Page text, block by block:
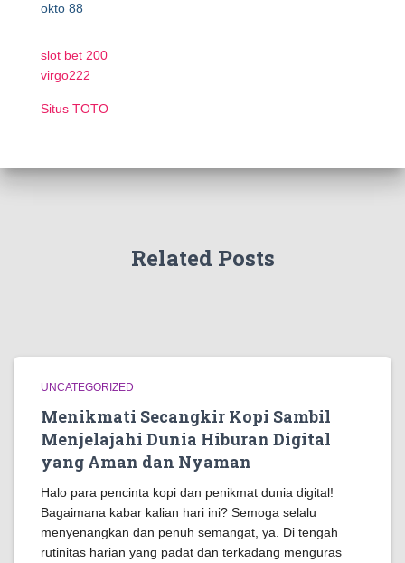
okto 88
slot bet 200
virgo222
Situs TOTO
Related Posts
UNCATEGORIZED
Menikmati Secangkir Kopi Sambil
Menjelajahi Dunia Hiburan Digital
yang Aman dan Nyaman
Halo para pencinta kopi dan penikmat dunia digital!
Bagaimana kabar kalian hari ini? Semoga selalu
menyenangkan dan penuh semangat, ya. Di tengah
rutinitas harian yang padat dan terkadang menguras